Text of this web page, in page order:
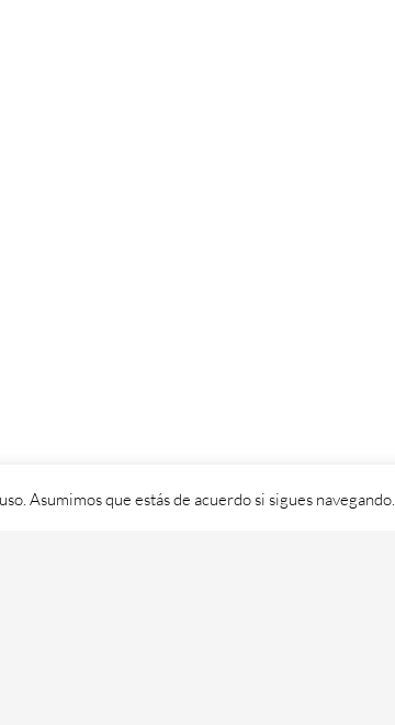
Asumimos que estás de acuerdo si sigues navegando.